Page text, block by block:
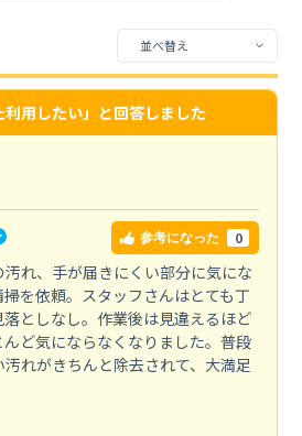
利用したい」と回答しました
参考になった 0
れ、手が届きにくい部分に気にな
を依頼。スタッフさんはとても丁
としなし。作業後は見違えるほど
ど気にならなくなりました。普段
れがきちんと除去されて、大満足